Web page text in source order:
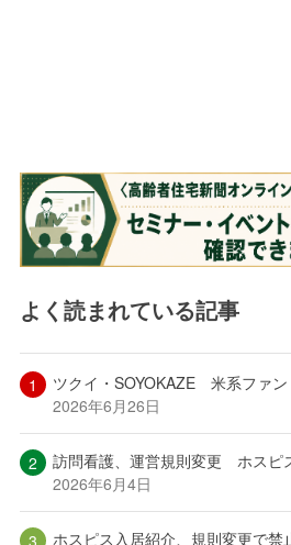
よく読まれている記事
ツクイ・SOYOKAZE 米系ファ
2026年6月26日
訪問看護、運営規則変更 ホスピ
2026年6月4日
ホスピス入居紹介、規則変更で